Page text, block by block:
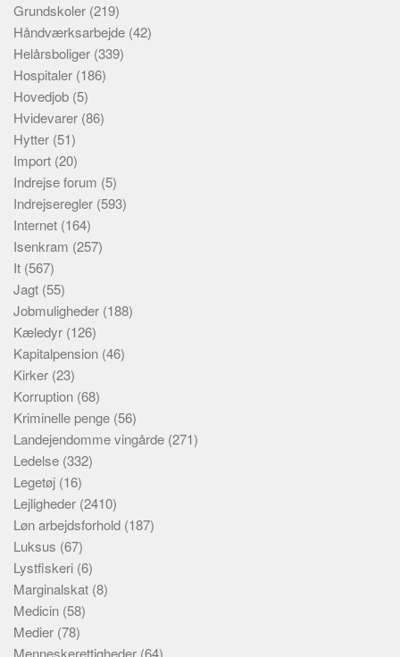
Grundskoler (219)
Håndværksarbejde (42)
Helårsboliger (339)
Hospitaler (186)
Hovedjob (5)
Hvidevarer (86)
Hytter (51)
Import (20)
Indrejse forum (5)
Indrejseregler (593)
Internet (164)
Isenkram (257)
It (567)
Jagt (55)
Jobmuligheder (188)
Kæledyr (126)
Kapitalpension (46)
Kirker (23)
Korruption (68)
Kriminelle penge (56)
Landejendomme vingårde (271)
Ledelse (332)
Legetøj (16)
Lejligheder (2410)
Løn arbejdsforhold (187)
Luksus (67)
Lystfiskeri (6)
Marginalskat (8)
Medicin (58)
Medier (78)
Menneskerettigheder (64)